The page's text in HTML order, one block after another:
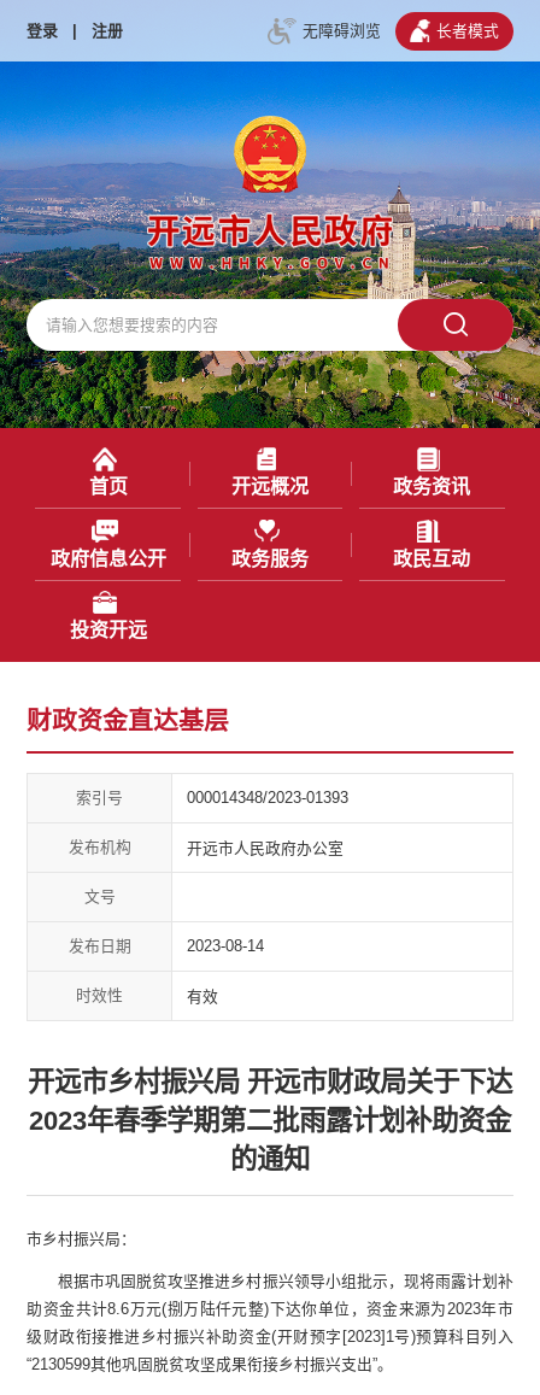
登录 | 注册 无障碍浏览 长者模式
首页 开远概况 政务资讯
政府信息公开 政务服务 政民互动
投资开远
财政资金直达基层
索引号 000014348/2023-01393
发布机构 开远市人民政府办公室
文号
发布日期 2023-08-14
时效性 有效
开远市乡村振兴局 开远市财政局关于下达
2023年春季学期第二批雨露计划补助资金
的通知
市乡村振兴局：
根据市巩固脱贫攻坚推进乡村振兴领导小组批示，现将雨露计划补
助资金共计8.6万元(捌万陆仟元整)下达你单位，资金来源为2023年市
级财政衔接推进乡村振兴补助资金(开财预字[2023]1号)预算科目列入
“2130599其他巩固脱贫攻坚成果衔接乡村振兴支出”。